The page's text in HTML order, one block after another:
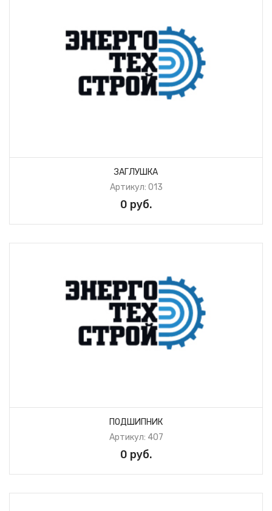
ЗАГЛУШКА
Артикул: 013
0 руб.
ПОДШИПНИК
Артикул: 407
0 руб.